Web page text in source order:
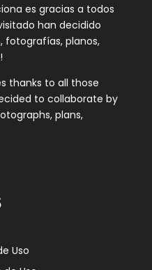
es gracias a todos
han decidido
fotografías, planos,
thanks to all those
to collaborate by
plans,
Uso